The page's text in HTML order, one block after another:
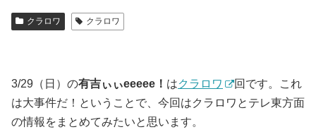
クラロワ クラロワ
3/29（日）の有吉ぃぃeeeee！ はクラロワ
回です。これ
は大事件だ！ということで、今回はクラロワとテレ東方面
の情報をまとめてみたいと思います。